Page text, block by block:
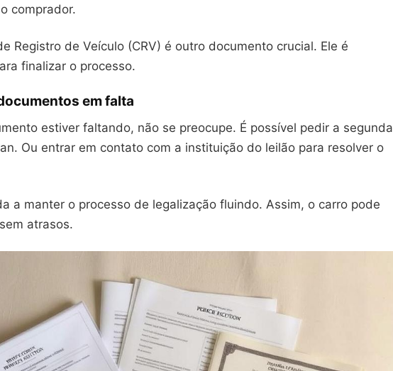
comprador.
Registro de Veículo (CRV) é outro documento crucial. Ele é
finalizar o processo.
em falta
estiver faltando, não se preocupe. É possível pedir a segunda
Ou entrar em contato com a instituição do leilão para resolver o
a manter o processo de legalização fluindo. Assim, o carro pode
atrasos.